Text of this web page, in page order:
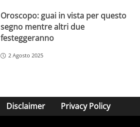
Oroscopo: guai in vista per questo
segno mentre altri due
festeggeranno
2 Agosto 2025
Disclaimer Privacy Policy